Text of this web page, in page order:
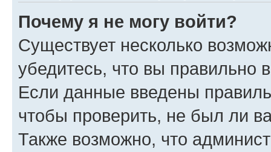
Почему я не могу войти?
Существует несколько
убедитесь, что вы правильно
Если данные введены
чтобы проверить, не был ли
Также возможно, что